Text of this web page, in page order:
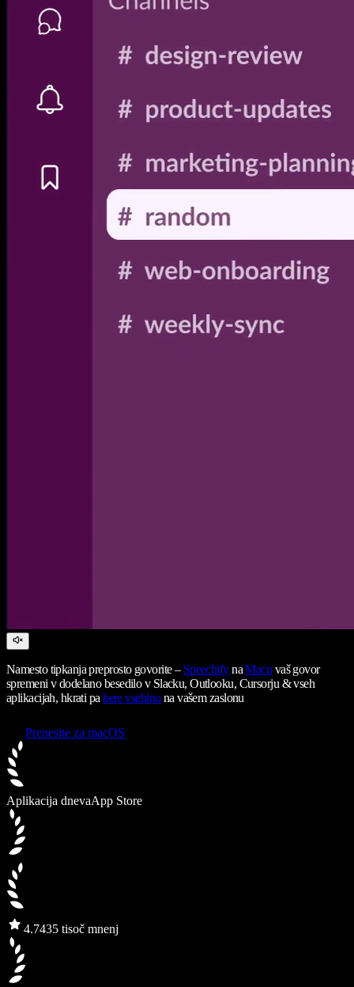
Namesto tipkanja preprosto govorite – SpeechifynaMacu vaš govor
spremeni v dodelano besedilo v Slacku, Outlooku, Cursorju & vseh
aplikacijah, hkrati pabere vsebinona vašem zaslonu
Prenesite za macOS
Aplikacija dnevaApp Store
4.7435 tisoč mnenj